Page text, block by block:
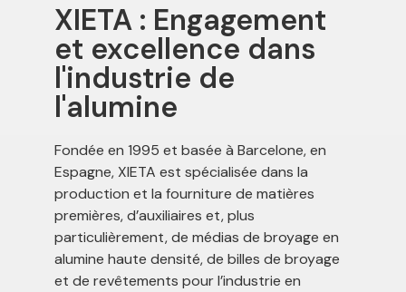
XIETA : Engagement
et excellence dans
l'industrie de
l'alumine
Fondée en 1995 et basée à Barcelone, en
Espagne, XIETA est spécialisée dans la
production et la fourniture de matières
premières, d’auxiliaires et, plus
particulièrement, de médias de broyage en
alumine haute densité, de billes de broyage
et de revêtements pour l’industrie en